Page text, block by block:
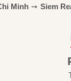
Minh ➙ Siem